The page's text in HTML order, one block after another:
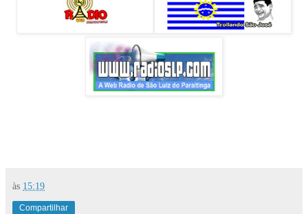
às 15:19
Compartilhar